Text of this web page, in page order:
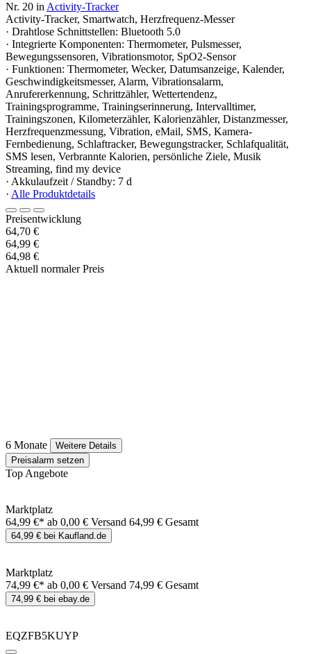
Nr. 20 in Activity-Tracker
Activity-Tracker, Smartwatch, Herzfrequenz-Messer
· Drahtlose Schnittstellen: Bluetooth 5.0
· Integrierte Komponenten: Thermometer, Pulsmesser,
Bewegungssensoren, Vibrationsmotor, SpO2-Sensor
· Funktionen: Thermometer, Wecker, Datumsanzeige, Kalender,
Geschwindigkeitsmesser, Alarm, Vibrationsalarm,
Anrufererkennung, Schrittzähler, Wettertendenz,
Trainingsprogramme, Trainingserinnerung, Intervalltimer,
Trainingszonen, Kilometerzähler, Kalorienzähler, Distanzmesser,
Herzfrequenzmessung, Vibration, eMail, SMS, Kamera-
Fernbedienung, Schlaftracker, Bewegungstracker, Schlafqualität,
SMS lesen, Verbrannte Kalorien, persönliche Ziele, Musik
Streaming, find my device
· Akkulaufzeit / Standby: 7 d
· Alle Produktdetails
Preisentwicklung
64,70 €
64,99 €
64,98 €
Aktuell normaler Preis
6 Monate
Weitere Details
Preisalarm setzen
Top Angebote
Marktplatz
64,99 €* ab 0,00 € Versand 64,99 € Gesamt
64,99 € bei Kaufland.de
Marktplatz
74,99 €* ab 0,00 € Versand 74,99 € Gesamt
74,99 € bei ebay.de
EQZFB5KUYP